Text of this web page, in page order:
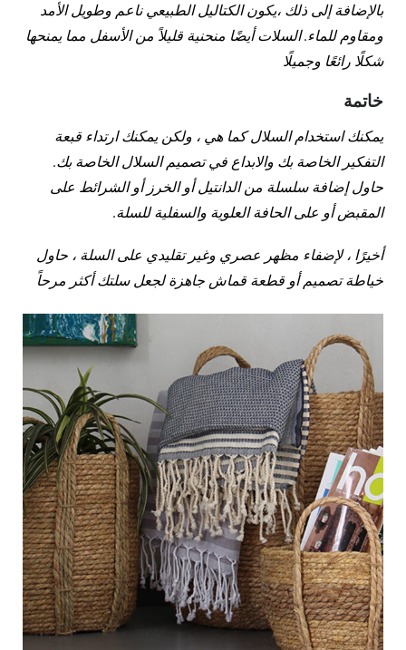
بالإضافة إلى ذلك ،يكون الكتاليل الطبيعي ناعم وطويل الأمد
ومقاوم للماء. السلات أيضًا منحنية قليلاً من الأسفل مما يمنحها
شكلًا رائعًا وجميلًا
خاتمة
يمكنك استخدام السلال كما هي ، ولكن يمكنك ارتداء قبعة
التفكير الخاصة بك والابداع في تصميم السلال الخاصة بك.
حاول إضافة سلسلة من الدانتيل أو الخرز أو الشرائط على
المقبض أو على الحافة العلوية والسفلية للسلة.
أخيرًا ، لإضفاء مظهر عصري وغير تقليدي على السلة ، حاول
خياطة تصميم أو قطعة قماش جاهزة لجعل سلتك أكثر مرحاً